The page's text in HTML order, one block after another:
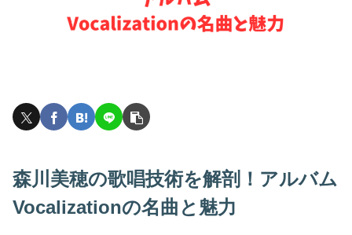
森川美穂の歌唱技術を解剖！アルバム
Vocalizationの名曲と魅力